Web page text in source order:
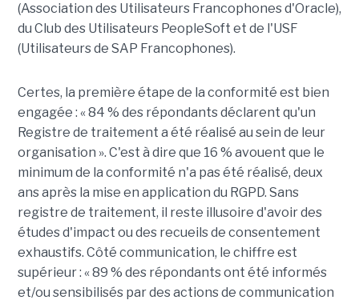
(Association des Utilisateurs Francophones d'Oracle),
du Club des Utilisateurs PeopleSoft et de l'USF
(Utilisateurs de SAP Francophones).
Certes, la première étape de la conformité est bien
engagée : « 84 % des répondants déclarent qu'un
Registre de traitement a été réalisé au sein de leur
organisation ». C'est à dire que 16 % avouent que le
minimum de la conformité n'a pas été réalisé, deux
ans après la mise en application du RGPD. Sans
registre de traitement, il reste illusoire d'avoir des
études d'impact ou des recueils de consentement
exhaustifs. Côté communication, le chiffre est
supérieur : « 89 % des répondants ont été informés
et/ou sensibilisés par des actions de communication